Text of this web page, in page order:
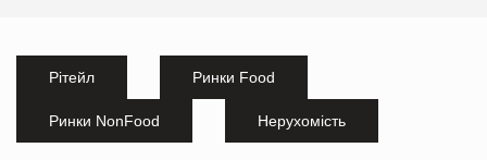
Рітейл Ринки Food
Ринки NonFood Нерухомість